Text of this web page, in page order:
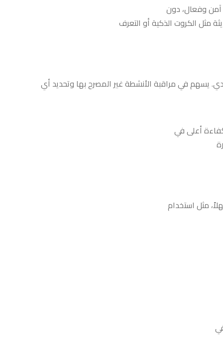
وفعال، دون
مثل الكروت الذكية أو التعرف
.يسهم في مراقبة الأنشطة غير المصرح بها وتحديد أي
أعلى في
مثل استخدام